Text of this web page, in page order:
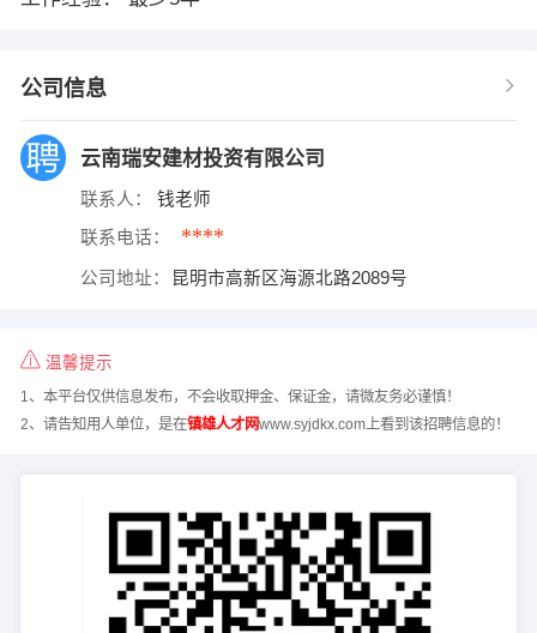
公司信息
云南瑞安建材投资有限公司
联系人： 钱老师
联系电话： ****
公司地址： 昆明市高新区海源北路2089号
温馨提示
1、本平台仅供信息发布，不会收取押金、保证金，请微友务必谨慎！
2、请告知用人单位，是在镇雄人才网www.syjdkx.com上看到该招聘信息的！